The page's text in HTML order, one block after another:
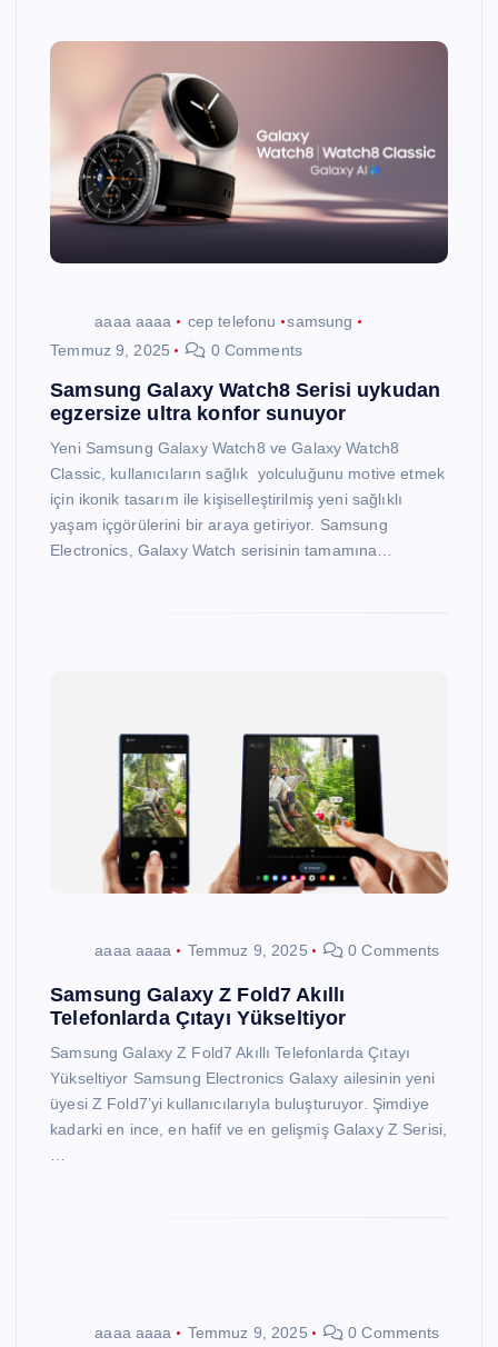
aaaa aaaa cep telefonu
samsung
Temmuz 9, 2025
0 Comments
Samsung Galaxy Watch8 Serisi uykudan
egzersize ultra konfor sunuyor
Yeni Samsung Galaxy Watch8 ve Galaxy Watch8
Classic, kullanıcıların sağlık yolculuğunu motive etmek
için ikonik tasarım ile kişiselleştirilmiş yeni sağlıklı
yaşam içgörülerini bir araya getiriyor. Samsung
Electronics, Galaxy Watch serisinin tamamına…
aaaa aaaa Temmuz 9, 2025 0 Comments
Samsung Galaxy Z Fold7 Akıllı
Telefonlarda Çıtayı Yükseltiyor
Samsung Galaxy Z Fold7 Akıllı Telefonlarda Çıtayı
Yükseltiyor Samsung Electronics Galaxy ailesinin yeni
üyesi Z Fold7’yi kullanıcılarıyla buluşturuyor. Şimdiye
kadarki en ince, en hafif ve en gelişmiş Galaxy Z Serisi,
aaaa aaaa Temmuz 9, 2025 0 Comments